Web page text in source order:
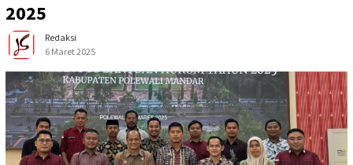
2025
Redaksi
6 Maret 2025